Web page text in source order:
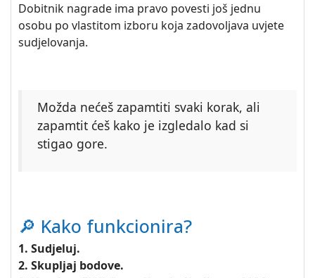
Dobitnik nagrade ima pravo povesti još jednu
osobu po vlastitom izboru koja zadovoljava uvjete
sudjelovanja.
Možda nećeš zapamtiti svaki korak, ali
zapamtit ćeš kako je izgledalo kad si
stigao gore.
🔎 Kako funkcionira?
1. Sudjeluj.
2. Skupljaj bodove.